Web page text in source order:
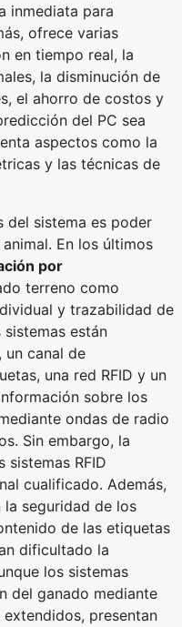
inmediata para
ofrece varias
en tiempo real, la
la disminución de
el ahorro de costos y
del PC sea
aspectos como la
y las técnicas de
del sistema es poder
En los últimos
por
terreno como
y trazabilidad de
están
un canal de
una red RFID y un
sobre los
ondas de radio
Sin embargo, la
RFID
cualificado. Además,
la seguridad de los
de las etiquetas
dificultado la
los sistemas
del ganado mediante
presentan